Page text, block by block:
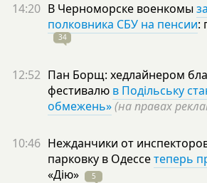
14:20 В Черноморске военкомы
полковника СБУ на пенсии:
34
12:52 Пан Борщ: хедлайнером
фестивалю в Подільську
обмежень»(на правах
10:46 Нежданчики от
парковку в Одессетеперь
«Дію»
5